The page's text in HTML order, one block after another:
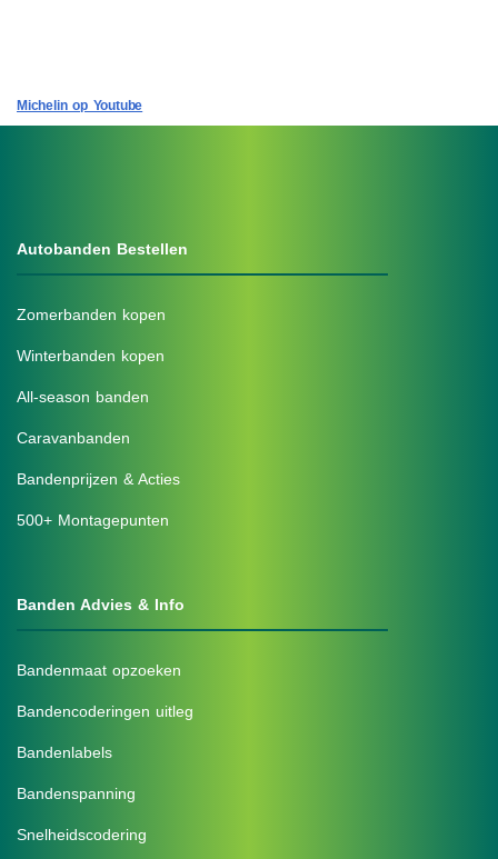
Michelin op Youtube
Autobanden Bestellen
Zomerbanden kopen
Winterbanden kopen
All-season banden
Caravanbanden
Bandenprijzen & Acties
500+ Montagepunten
Banden Advies & Info
Bandenmaat opzoeken
Bandencoderingen uitleg
Bandenlabels
Bandenspanning
Snelheidscodering